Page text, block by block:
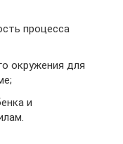
процесса
окружения для
и